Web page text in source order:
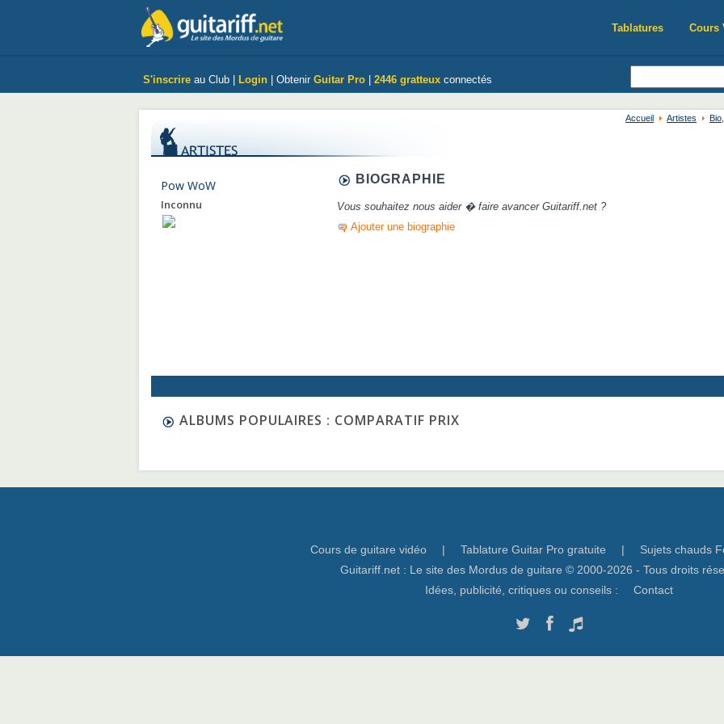
Tablatures Cours
S'inscrire au Club | Login | Obtenir Guitar Pro 2446 gratteux connectés
Accueil Artistes
Pow WoW
Inconnu
BIOGRAPHIE
Vous souhaitez nous aider � faire avancer Guitariff.net ?
Ajouter une biographie
ALBUMS POPULAIRES : COMPARATIF PRIX
Cours de guitare vidéo | Tablature Guitar Pro gratuite |
Sujets chauds
Guitariff.net : Le site des Mordus de guitare © 2000-2026 - Tous droits
Idées, publicité, critiques ou conseils :
Contact